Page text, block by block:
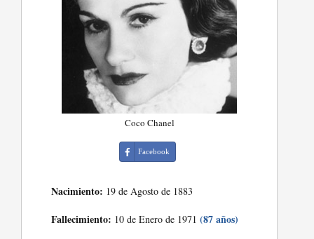
Coco Chanel
Facebook
Nacimiento: 19 de Agosto de 1883
Fallecimiento: 10 de Enero de 1971(87 años)